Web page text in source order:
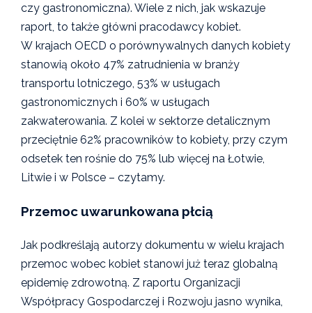
czy gastronomiczna). Wiele z nich, jak wskazuje
raport, to także główni pracodawcy kobiet.
W krajach OECD o porównywalnych danych kobiety
stanowią około 47% zatrudnienia w branży
transportu lotniczego, 53% w usługach
gastronomicznych i 60% w usługach
zakwaterowania. Z kolei w sektorze detalicznym
przeciętnie 62% pracowników to kobiety, przy czym
odsetek ten rośnie do 75% lub więcej na Łotwie,
Litwie i w Polsce – czytamy.
Przemoc uwarunkowana płcią
Jak podkreślają autorzy dokumentu w wielu krajach
przemoc wobec kobiet stanowi już teraz globalną
epidemię zdrowotną. Z raportu Organizacji
Współpracy Gospodarczej i Rozwoju jasno wynika,